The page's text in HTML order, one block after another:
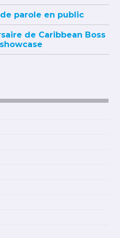
parole en public
de Caribbean Boss